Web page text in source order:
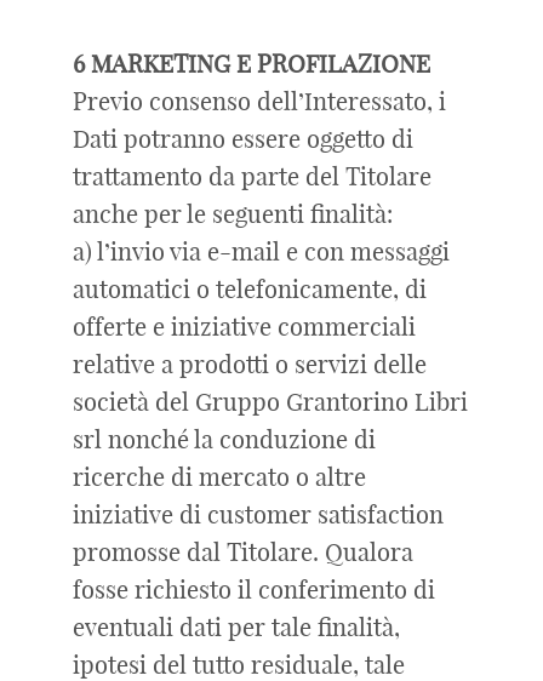
6 MARKETING E PROFILAZIONE
Previo consenso dell’Interessato, i
Dati potranno essere oggetto di
trattamento da parte del Titolare
anche per le seguenti finalità:
a) l’invio via e-mail e con messaggi
automatici o telefonicamente, di
offerte e iniziative commerciali
relative a prodotti o servizi delle
società del Gruppo Grantorino Libri
srl nonché la conduzione di
ricerche di mercato o altre
iniziative di customer satisfaction
promosse dal Titolare. Qualora
fosse richiesto il conferimento di
eventuali dati per tale finalità,
ipotesi del tutto residuale, tale